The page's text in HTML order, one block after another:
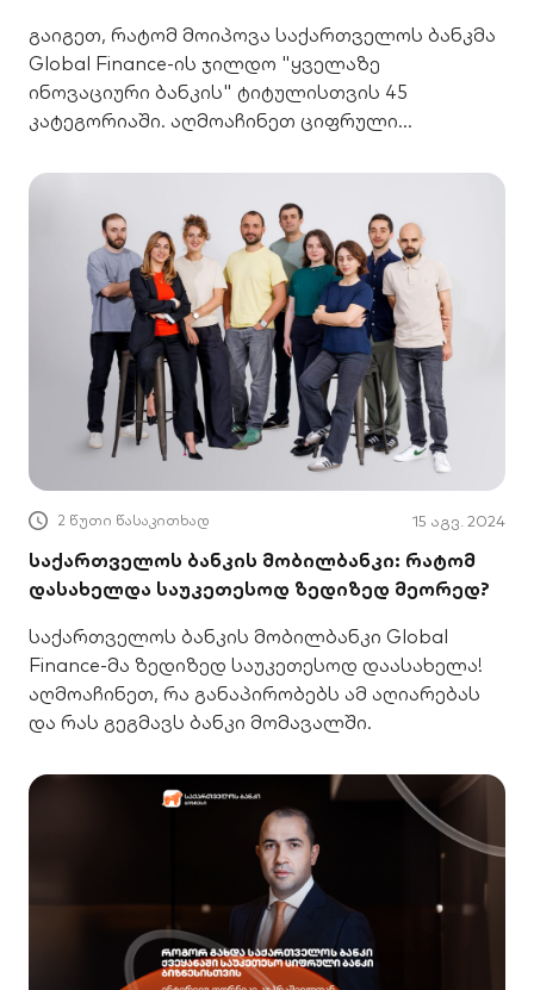
გაიგეთ, რატომ მოიპოვა საქართველოს ბანკმა
Global Finance-ის ჯილდო "ყველაზე
ინოვაციური ბანკის" ტიტულისთვის 45
კატეგორიაში. აღმოაჩინეთ ციფრული
აქცევს.
2 წუთი წასაკითხად 15 აგვ. 2024
საქართველოს ბანკის მობილბანკი: რატომ
დასახელდა საუკეთესოდ ზედიზედ მეორედ?
საქართველოს ბანკის მობილბანკი Global
Finance-მა ზედიზედ საუკეთესოდ დაასახელა!
აღმოაჩინეთ, რა განაპირობებს ამ აღიარებას
და რას გეგმავს ბანკი მომავალში.